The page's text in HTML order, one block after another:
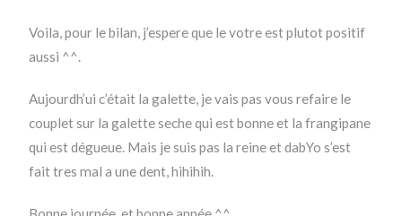
Voila, pour le bilan, j’espere que le votre est plutot positif
aussi ^^.
Aujourdh’ui c’était la galette, je vais pas vous refaire le
couplet sur la galette seche qui est bonne et la frangipane
qui est dégueue. Mais je suis pas la reine et dabYo s’est
fait tres mal a une dent, hihihih.